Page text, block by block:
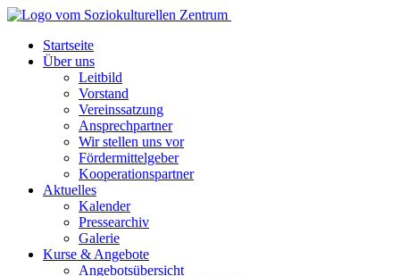
Startseite
Über uns
Leitbild
Vorstand
Vereinssatzung
Ansprechpartner
Wir stellen uns vor
Fördermittelgeber
Kooperationspartner
Aktuelles
Kalender
Pressearchiv
Galerie
Kurse & Angebote
Angebotsübersicht